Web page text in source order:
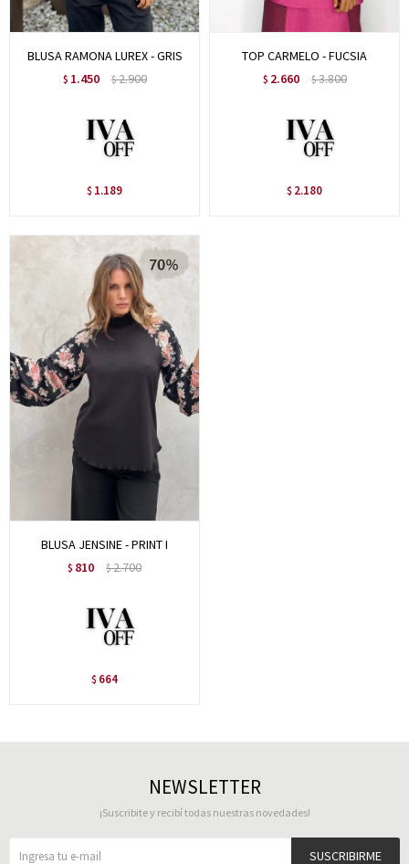
BLUSA RAMONA LUREX - GRIS
$ 1.450 $2.900
$ 1.189
TOP CARMELO - FUCSIA
$ 2.660 $3.800
$ 2.180
BLUSA JENSINE - PRINT I
$ 810 $2.700
$ 664
NEWSLETTER
¡Suscribite y recibí todas nuestras novedades!
SUSCRIBIRME